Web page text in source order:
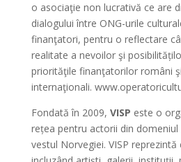
o asociaţie non lucrativă ce are
dialogului între ONG-urile
finanţatori, pentru o reflectare
realitate a nevoilor şi
priorităţile finanţatorilor români şi
internaţionali.
Fondată în 2009, VISP este o
rețea pentru actorii din domeniul
vestul Norvegiei. VISP